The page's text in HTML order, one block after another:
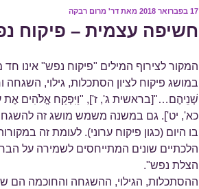
פורסם
17 בפברואר 2018 מאת דר' מרום רבקה
חשיפה עצמית – פיקוח
המקור לצירוף המילים "פיקוח נפש" אינו
במושג פיקוח לציון הסתכלות, גילוי, השגחה
שְׁנֵיהֶם…"[בראשית ג', ז'], "וַיִּפְקַח אֱלֹהִים
כא', יט']. גם במשנה משמש מושג זה
בו היום (כגון פיקוח ערוני). לעומת זה
הלכתיים שונים המתייחסים לשמירה על
הצלת נפש".
ההסתכלות, הגילוי, ההשגחה והחוכמה הם